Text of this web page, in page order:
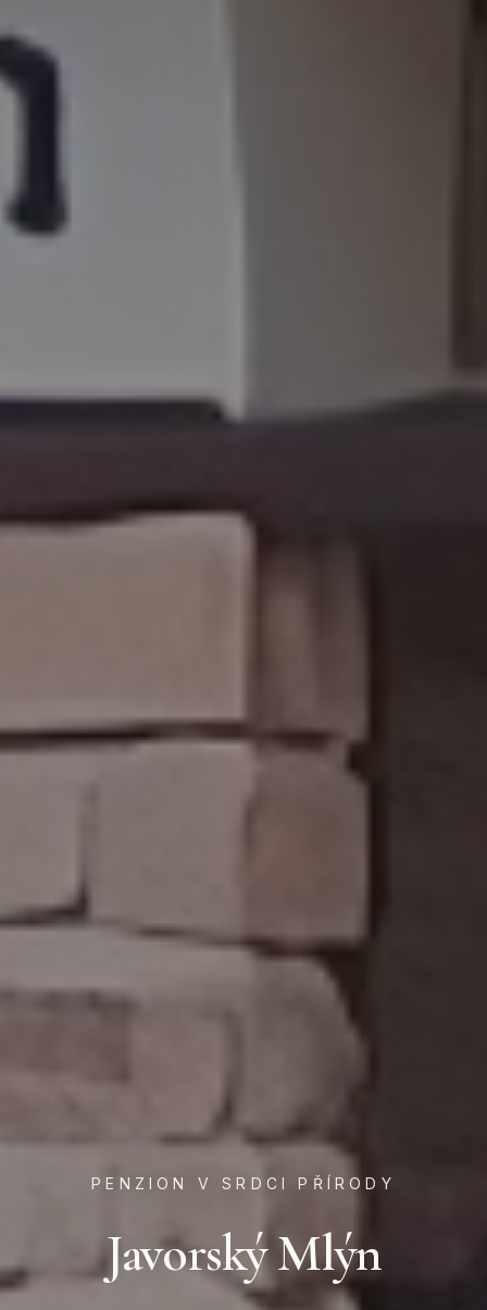
PENZION V SRDCI PŘÍRODY
Javorský Mlýn